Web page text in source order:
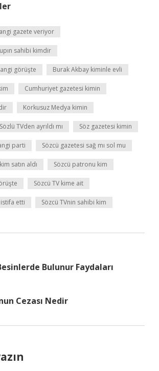
gazete veriyor
sahibi kimdir
görüşte Burak Akbay kiminle evli
Cumhuriyet gazetesi kimin
Korkusuz Medya kimin
TVden ayrıldı mı Söz gazetesi kimin
parti Sözcü gazetesi sağ mı sol mu
satın aldı Sözcü patronu kim
Sözcü TV kime ait
etti Sözcü TVnin sahibi kim
Bulunur Faydaları
Cezası Nedir